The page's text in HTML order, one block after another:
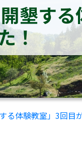
墾す
！
る体験教室」3回目